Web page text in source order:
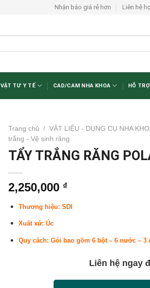
Nhận báo giá rẻ hơn Liên hệ
VẬT TƯ Y TẾ CAD/CAM NHA KHOA HỖ
Trang chủ / VẬT LIỆU - DỤNG CỤ NHA
trắng - Vệ sinh răng
TẨY TRẮNG RĂNG
2,250,000 ₫
Thương hiệu: SDI
Xuất xứ: Úc
Quy cách: Gói bao gồm 6 bột – 6 nước – 3
Liên hệ ngay